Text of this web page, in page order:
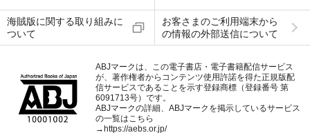
海賊版に関する取り組みに
ついて
お客さまのご利用端末から
の情報の外部送信について
ABJマークは、この電子書店・電子書籍配信サービス
が、著作権者からコンテンツ使用許諾を得た正規版配
信サービスであることを示す登録商標（登録番号 第
6091713号）です。
ABJマークの詳細、ABJマークを掲示しているサービス
の一覧はこちら
→ https://aebs.or.jp/